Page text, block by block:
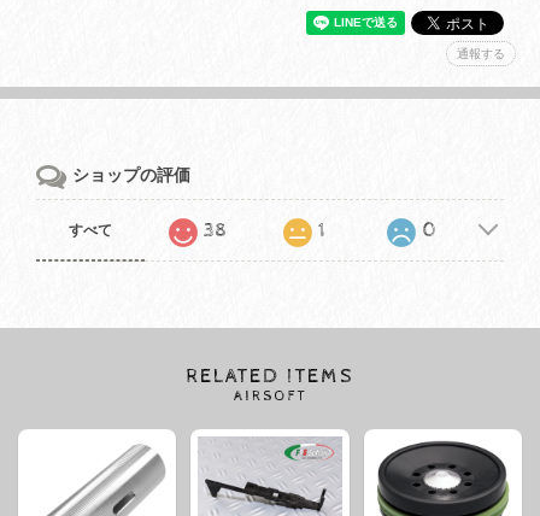
通報する
ショップの評価
すべて 38 1 0
RELATED ITEMS
AIRSOFT